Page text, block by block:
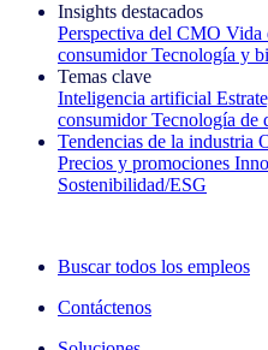
Insights destacados
Perspectiva del CMO Vida
consumidor Tecnología y
Temas clave
Inteligencia artificial
consumidor Tecnología de
Tendencias de la industria
Precios y promociones
Sostenibilidad/ESG
Buscar todos los empleos
Contáctenos